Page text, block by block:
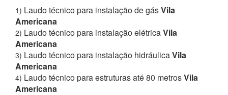
1) Laudo técnico para instalação de gásVila
Americana
2) Laudo técnico para instalação elétricaVila
Americana
3) Laudo técnico para instalação hidráulicaVila
Americana
4) Laudo técnico para estruturas até 80 metrosVila
Americana